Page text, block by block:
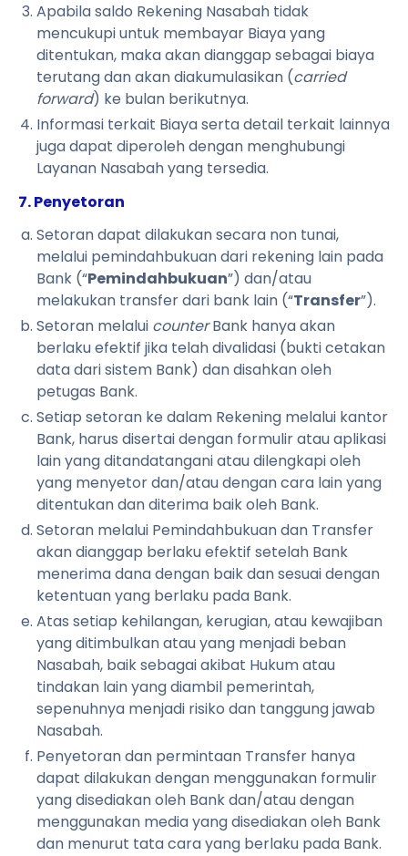
Apabila saldo Rekening Nasabah tidak
mencukupi untuk membayar Biaya yang
ditentukan, maka akan dianggap sebagai biaya
terutang dan akan diakumulasikan (carried
forward) ke bulan berikutnya.
Informasi terkait Biaya serta detail terkait lainnya
juga dapat diperoleh dengan menghubungi
Layanan Nasabah yang tersedia.
7. Penyetoran
Setoran dapat dilakukan secara non tunai,
melalui pemindahbukuan dari rekening lain pada
Bank (“Pemindahbukuan”) dan/atau
melakukan transfer dari bank lain (“Transfer”).
Setoran melalui counterBank hanya akan
berlaku efektif jika telah divalidasi (bukti cetakan
data dari sistem Bank) dan disahkan oleh
petugas Bank.
Setiap setoran ke dalam Rekening melalui kantor
Bank, harus disertai dengan formulir atau aplikasi
lain yang ditandatangani atau dilengkapi oleh
yang menyetor dan/atau dengan cara lain yang
ditentukan dan diterima baik oleh Bank.
Setoran melalui Pemindahbukuan dan Transfer
akan dianggap berlaku efektif setelah Bank
menerima dana dengan baik dan sesuai dengan
ketentuan yang berlaku pada Bank.
Atas setiap kehilangan, kerugian, atau kewajiban
yang ditimbulkan atau yang menjadi beban
Nasabah, baik sebagai akibat Hukum atau
tindakan lain yang diambil pemerintah,
sepenuhnya menjadi risiko dan tanggung jawab
Nasabah.
Penyetoran dan permintaan Transfer hanya
dapat dilakukan dengan menggunakan formulir
yang disediakan oleh Bank dan/atau dengan
menggunakan media yang disediakan oleh Bank
dan menurut tata cara yang berlaku pada Bank.